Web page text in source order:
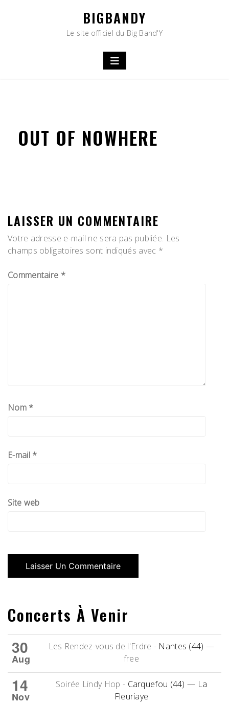
BIGBANDY
Le site officiel du Big Band'Y
OUT OF NOWHERE
LAISSER UN COMMENTAIRE
Votre adresse e-mail ne sera pas publiée. Les
champs obligatoires sont indiqués avec *
Commentaire *
Nom *
E-mail *
Site web
Concerts À Venir
30
Aug
Les Rendez-vous de l'Erdre - Nantes (44) —
free
14
Nov
Soirée Lindy Hop - Carquefou (44) — La
Fleuriaye